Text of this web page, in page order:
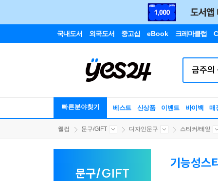
국내도서 외국도서 중고샵 eBook 크레마클럽
빠른분야찾기 베스트 신상품 이벤트 바이백 매
웰컴 문구/GIFT 디자인문구 스티커/테잎
문구/GIFT
기능성스